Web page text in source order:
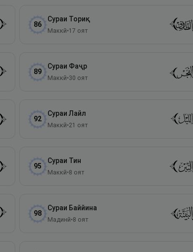
86
Сураи Ториқ
Маккӣ•17 оят
89
Сураи Фаҷр
Маккӣ•30 оят
92
Сураи Лайл
Маккӣ•21 оят
95
Сураи Тин
Маккӣ•8 оят
98
Сураи Баййина
Мадинӣ•8 оят